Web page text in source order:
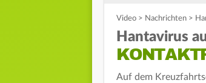
Video > Nachrichten >
Hantavirus
Auf dem